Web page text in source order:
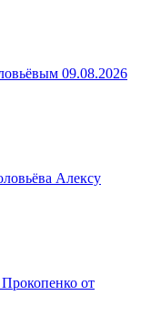
09.08.2026
Алексу
от